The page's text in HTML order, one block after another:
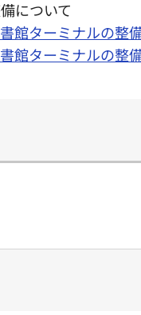
について
ターミナルの整備
ターミナルの整